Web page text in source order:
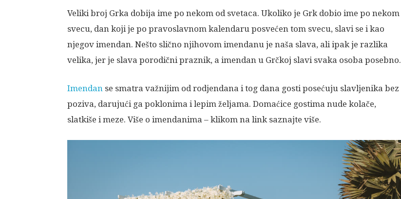
Veliki broj Grka dobija ime po nekom od svetaca. Ukoliko je Grk dobio ime po nekom
svecu, dan koji je po pravoslavnom kalendaru posvećen tom svecu, slavi se i kao
njegov imendan. Nešto slično njihovom imendanu je naša slava, ali ipak je razlika
velika, jer je slava porodični praznik, a imendan u Grčkoj slavi svaka osoba posebno.
Imendan se smatra važnijim od rodjendana i tog dana gosti posećuju slavljenika bez
poziva, darujući ga poklonima i lepim željama. Domaćice gostima nude kolače,
slatkiše i meze. Više o imendanima – klikom na link saznajte više.